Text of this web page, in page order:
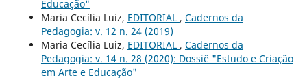
Educação"
Maria Cecília Luiz, EDITORIAL , Cadernos da
Pedagogia: v. 12 n. 24 (2019)
Maria Cecília Luiz, EDITORIAL , Cadernos da
Pedagogia: v. 14 n. 28 (2020): Dossiê "Estudo e Criação
em Arte e Educação"